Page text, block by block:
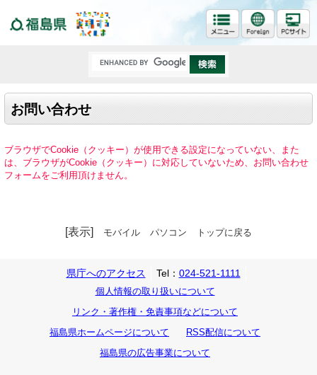
お問い合わせ
ブラウザでCookie（クッキー）が使用できる設定になっていない、また
は、ブラウザがCookie（クッキー）に対応していないため、お問い合わせ
フォームをご利用頂けません。
[表示] モバイル パソコン トップに戻る
県庁へのアクセス Tel： 024-521-1111
個人情報の取り扱いについて
リンク・著作権・免責事項などについて
福島県ホームページについて
RSS配信について
福島県の広告事業について